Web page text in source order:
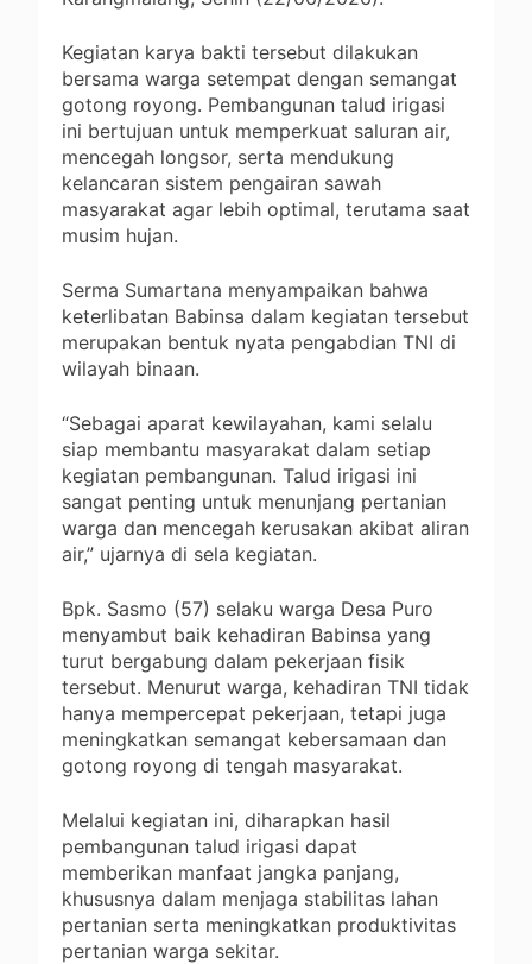
Kegiatan karya bakti tersebut dilakukan
bersama warga setempat dengan semangat
gotong royong. Pembangunan talud irigasi
ini bertujuan untuk memperkuat saluran air,
mencegah longsor, serta mendukung
kelancaran sistem pengairan sawah
masyarakat agar lebih optimal, terutama saat
musim hujan.
Serma Sumartana menyampaikan bahwa
keterlibatan Babinsa dalam kegiatan tersebut
merupakan bentuk nyata pengabdian TNI di
wilayah binaan.
“Sebagai aparat kewilayahan, kami selalu
siap membantu masyarakat dalam setiap
kegiatan pembangunan. Talud irigasi ini
sangat penting untuk menunjang pertanian
warga dan mencegah kerusakan akibat aliran
air,” ujarnya di sela kegiatan.
Bpk. Sasmo (57) selaku warga Desa Puro
menyambut baik kehadiran Babinsa yang
turut bergabung dalam pekerjaan fisik
tersebut. Menurut warga, kehadiran TNI tidak
hanya mempercepat pekerjaan, tetapi juga
meningkatkan semangat kebersamaan dan
gotong royong di tengah masyarakat.
Melalui kegiatan ini, diharapkan hasil
pembangunan talud irigasi dapat
memberikan manfaat jangka panjang,
khususnya dalam menjaga stabilitas lahan
pertanian serta meningkatkan produktivitas
pertanian warga sekitar.